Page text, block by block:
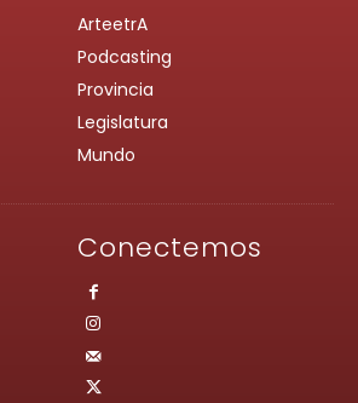
ArteetrA
Podcasting
Provincia
Legislatura
Mundo
Conectemos